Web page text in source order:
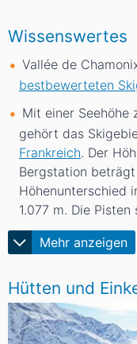
Wissenswertes
Mehr anzeigen
Vallée de
bestbewerteten
Mit einer Seehöhe
gehört das
Frankreich. Der
Bergstation
Höhenunterschied
1.077 m. Die
Hütten und